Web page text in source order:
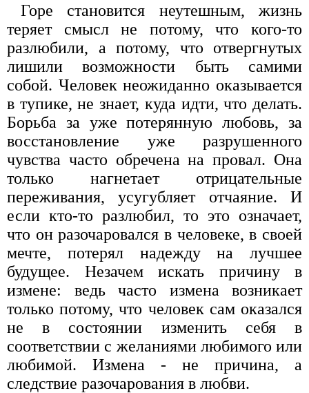
Горе становится неутешным, жизнь
теряет смысл не потому, что кого-то
разлюбили, а потому, что отвергнутых
лишили возможности быть самими
собой. Человек неожиданно оказывается
в тупике, не знает, куда идти, что делать.
Борьба за уже потерянную любовь, за
восстановление уже разрушенного
чувства часто обречена на провал. Она
только нагнетает отрицательные
переживания, усугубляет отчаяние. И
если кто-то разлюбил, то это означает,
что он разочаровался в человеке, в своей
мечте, потерял надежду на лучшее
будущее. Незачем искать причину в
измене: ведь часто измена возникает
только потому, что человек сам оказался
не в состоянии изменить себя в
соответствии с желаниями любимого или
любимой. Измена - не причина, а
следствие разочарования в любви.